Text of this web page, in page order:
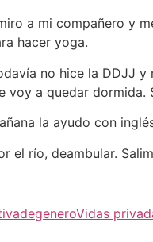
a mi compañero y
hacer yoga.
no hice la DDJJ
voy a quedar dormida.
la ayudo con
el río, deambular.
Vidas